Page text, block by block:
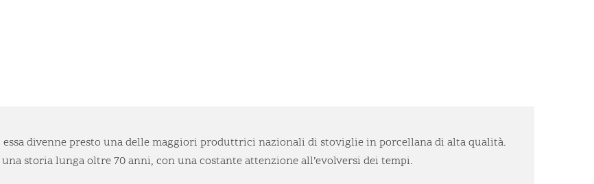
essa divenne presto una delle maggiori produttrici nazionali di stoviglie in porcellana di alta qualità.
storia lunga oltre 70 anni, con una costante attenzione all’evolversi dei tempi.